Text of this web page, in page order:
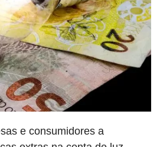
e consumidores a